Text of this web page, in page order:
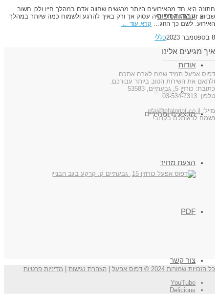
עבודות דפוס
אודות
מאמרים
מבצעים ומחירים
הצעת מחיר
PDF
צור קשר
חתונה היא חד מהאירועים היותר מרגשים שחווה אדם במהלך חייו ולכן חשוב
שביום זה הזוג הטרי יהיה עסוק אך ורק באיך להרגע ולשמוח כמה שיותר במהלך
האירוע. לשם כך הזוג… קרא עוד ←
8 בספטמבר 2023
כללי
איך מגיעים אלינו
דפוס אפעל תמיד שמח לארח אתכם
ולתאם את השירות הטוב ביותר עבורכם.
כתובת: כורזין 5, גבעתיים, 53583
טלפון: 03-534-7313
מייל: efal@efalprint.co.il
נשמח לראותכם בקרוב!
כל הזכויות שמורות 2024 © דפוס אפעל הצהרת נגישות
מדיניות פרטיות
YouTube
Delicious